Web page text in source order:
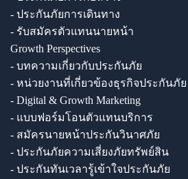
- ประกันภัยการเดินทาง
- รับสมัครตัวแทนนายหน้า
Growth Perspectives
- บทความเกี่ยวกับประกันภัย
- หน่วยงานที่เกี่ยวข้องธุรกิจประกันภัย
- Digital & Growth Marketing
- แบบฟอร์มโอนตัวแทนบริการ
- สมัครนายหน้าประกันวินาศภัย
- ประกันภัยความเสี่ยงภัยทรัพย์สิน
- ประกันทันเวลารู้เข้าใจประกันภัย